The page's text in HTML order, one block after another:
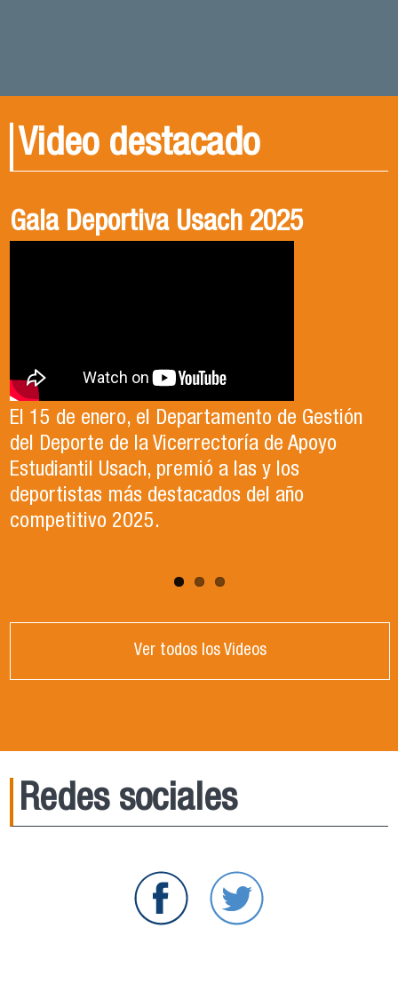
Video destacado
Gala Deportiva Usach 2025
El 15 de enero, el Departamento de Gestión
del Deporte de la Vicerrectoría de Apoyo
Estudiantil Usach, premió a las y los
deportistas más destacados del año
competitivo 2025.
Usach en el Territorio, capítulo 2
En este segundo capítulo conoceremos el
Proyecto Ludo Inclusión, liderado por el
profesor Claudio Farías y estudiantes de
Pedagogía en Educación Física de la Facultad
de Ciencias Médicas de la Uni
Candidatura Director de Escuela
Te invitamos a revisar el video de nuestro
candidato , el Dr. Celso Sanchez para el cargo
de Director de Escuela período 2025-2026.
Ver todos los Videos
Redes sociales